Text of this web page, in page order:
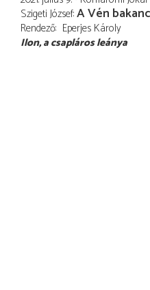
Szigeti József A Vén
Rendező Eperjes Károly
Ilon a csapláros leánya